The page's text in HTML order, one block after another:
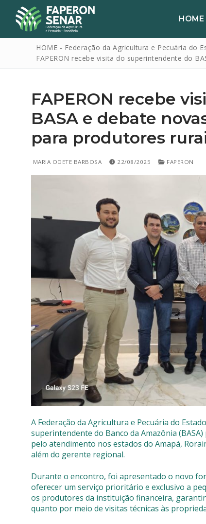
HOME
HOME
SENAR
IPAGRO
SISTEMAS
Chamados
Extranet
Lgpd
Gerador
HOME - Federação da Agricultura e Pecuária do
FAPERON recebe visita do superintendente do
FAPERON recebe
BASA e debate
para produtores
MARIA ODETE BARBOSA 22/08/2025 FAPERON
A Federação da Agricultura e Pecuária do
superintendente do Banco da Amazônia
pelo atendimento nos estados do Amapá,
além do gerente regional.
Durante o encontro, foi apresentado o novo
oferecer um serviço prioritário e exclusivo a
os produtores da instituição financeira,
quanto por meio de visitas técnicas às